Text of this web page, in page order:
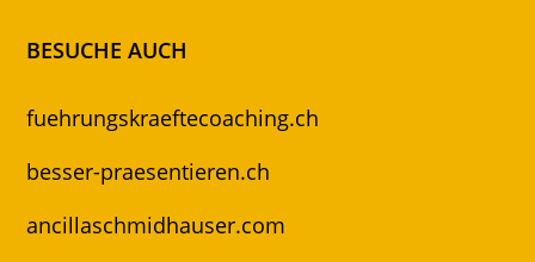
BESUCHE AUCH
fuehrungskraeftecoaching.ch
besser-praesentieren.ch
ancillaschmidhauser.com